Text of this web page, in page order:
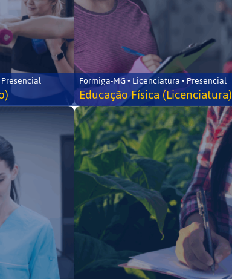
Formiga-MG • Licenciatura • Presencial
Educação Física (Licenciatura)